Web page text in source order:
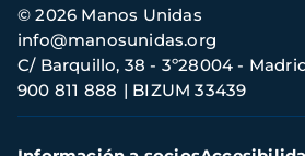
Información
de
contacto
© 2026 Manos Unidas
C/ Barquillo, 38 - 3º28004 -
900 811 888
BIZUM 33439
info@manosunidas.org